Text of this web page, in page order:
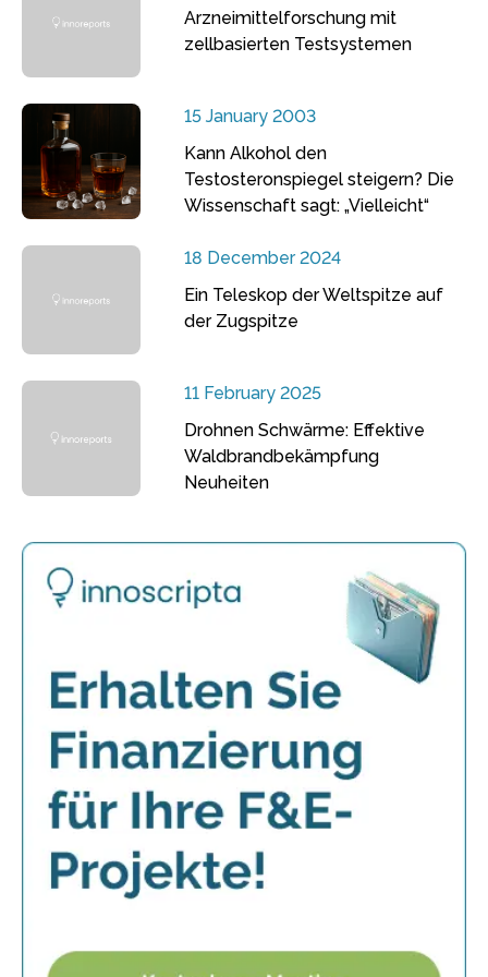
Arzneimittelforschung mit
zellbasierten Testsystemen
15 January 2003
Kann Alkohol den
Testosteronspiegel steigern? Die
Wissenschaft sagt: „Vielleicht“
18 December 2024
Ein Teleskop der Weltspitze auf
der Zugspitze
11 February 2025
Drohnen Schwärme: Effektive
Waldbrandbekämpfung
Neuheiten